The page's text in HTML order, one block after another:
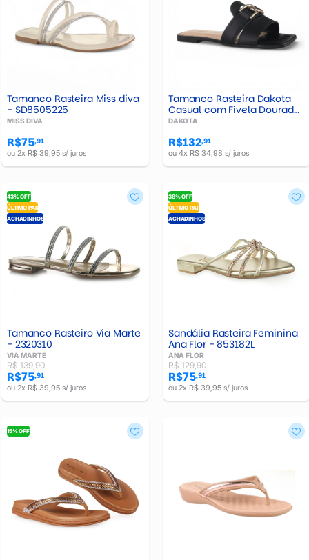
Tamanco Rasteira Miss diva
- SD8505225
MISS DIVA
R$75,91
ou 2x R$ 39,95 s/ juros
Tamanco Rasteira Dakota
Casual com Fivela Dourada
– Y9182
DAKOTA
R$132,91
ou 4x R$ 34,98 s/ juros
43% OFF
ÚLTIMO PAR
ACHADINHOS
Tamanco Rasteiro Via Marte
- 2320310
VIA MARTE
R$ 139,90
R$75,91
ou 2x R$ 39,95 s/ juros
38% OFF
ÚLTIMO PAR
ACHADINHOS
Sandália Rasteira Feminina
Ana Flor - 853182L
ANA FLOR
R$ 129,90
R$75,91
ou 2x R$ 39,95 s/ juros
15% OFF